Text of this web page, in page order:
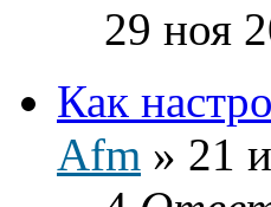
29 ноя
Как
Afm » 21